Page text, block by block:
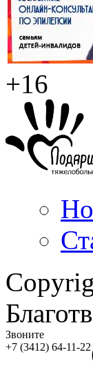
+16
Звоните
+7 (3412) 64-11-22